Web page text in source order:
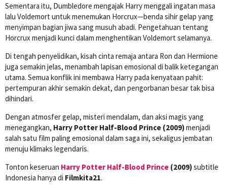
Sementara itu, Dumbledore mengajak Harry menggali ingatan masa
lalu Voldemort untuk menemukan Horcrux—benda sihir gelap yang
menyimpan bagian jiwa sang musuh abadi. Pengetahuan tentang
Horcrux menjadi kunci dalam menghentikan Voldemort selamanya.
Di tengah penyelidikan, kisah cinta remaja antara Ron dan Hermione
juga semakin jelas, menambah lapisan emosional di balik ketegangan
utama. Semua konflik ini membawa Harry pada kenyataan pahit:
pertempuran akhir semakin dekat, dan pengorbanan besar tak bisa
dihindari.
Dengan atmosfer gelap, misteri mendalam, dan aksi magis yang
menegangkan, Harry Potter Half-Blood Prince (2009)menjadi
salah satu film paling emosional dalam saga ini, sekaligus jembatan
menuju klimaks legendaris.
Tonton keseruan Harry Potter Half-Blood Prince (2009)subtitle
Indonesia hanya di Filmkita21.